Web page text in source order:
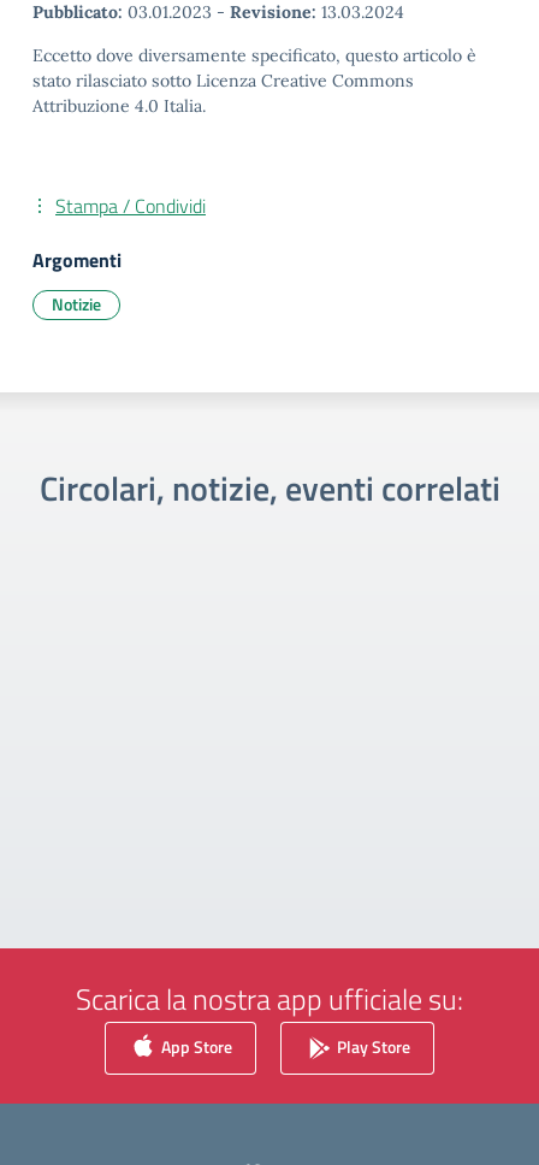
Pubblicato: 03.01.2023 - Revisione: 13.03.2024
Eccetto dove diversamente specificato, questo articolo è
stato rilasciato sotto Licenza Creative Commons
Attribuzione 4.0 Italia.
Stampa / Condividi
Argomenti
Notizie
Circolari, notizie, eventi correlati
Scarica la nostra app ufficiale su:
App Store Play Store